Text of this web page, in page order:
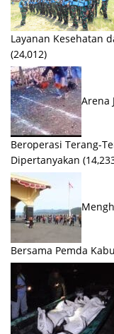
Layanan Kesehatan
(24,012)
Arena
Beroperasi Terang-
Dipertanyakan
Bersama Pemda